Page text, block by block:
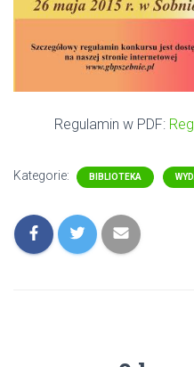
Regulamin w PDF:
Kategorie: BIBLIOTEKA